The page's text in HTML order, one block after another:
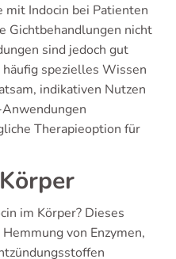
mit Indocin bei Patienten
Gichtbehandlungen nicht
sind jedoch gut
spezielles Wissen
indikativen Nutzen
Therapieoption für
im Körper? Dieses
von Enzymen,